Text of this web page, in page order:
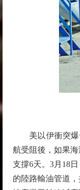
美以伊衝突爆發
航受阻後，如果
支撐6天。3月18
的陸路輸油管道